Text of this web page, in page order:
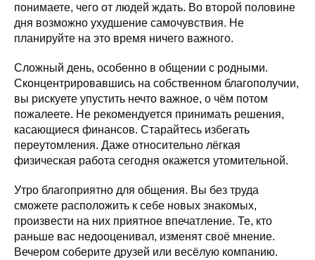
понимаете, чего от людей ждать. Во второй половине
дня возможно ухудшение самочувствия. Не
планируйте на это время ничего важного.
Сложный день, особенно в общении с родными.
Сконцентрировавшись на собственном благополучии,
вы рискуете упустить нечто важное, о чём потом
пожалеете. Не рекомендуется принимать решения,
касающиеся финансов. Старайтесь избегать
переутомления. Даже относительно лёгкая
физическая работа сегодня окажется утомительной.
Утро благоприятно для общения. Вы без труда
сможете расположить к себе новых знакомых,
произвести на них приятное впечатление. Те, кто
раньше вас недооценивал, изменят своё мнение.
Вечером соберите друзей или весёлую компанию.